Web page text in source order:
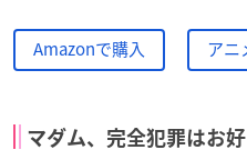
Amazonで購入 アニ
マダム、完全犯罪はお